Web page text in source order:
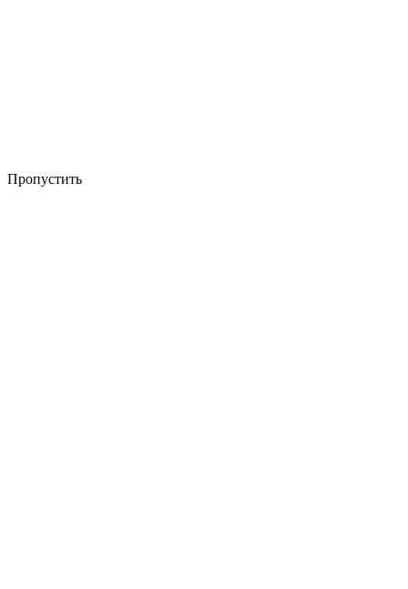
Пропустить